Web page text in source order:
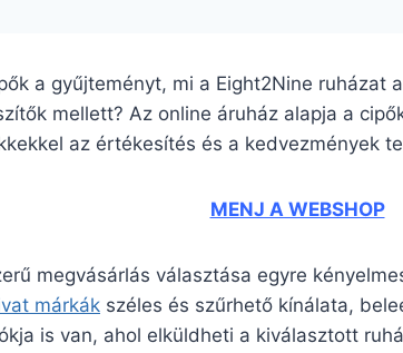
a gyűjteményt, mi a Eight2Nine ruházat
mellett? Az online áruház alapja a
az értékesítés és a kedvezmények
MENJ A WEBSHOP
megvásárlás választása egyre
márkák széles és szűrhető kínálata,
is van, ahol elküldheti a kiválasztott